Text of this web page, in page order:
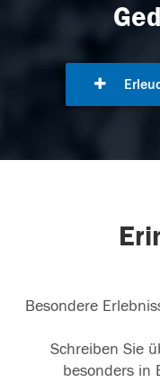
Besondere
Schreiben Sie
besonders in